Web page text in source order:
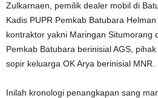
Zulkarnaen, pemilik dealer mobil di
Kadis PUPR Pemkab Batubara
kontraktor yakni Maringan Situmorang
Pemkab Batubara berinisial AGS,
sopir keluarga OK Arya berinisial MNR.
Inilah kronologi penangkapan sang